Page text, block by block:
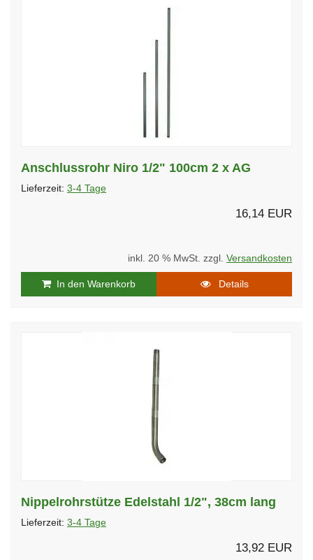
Anschlussrohr Niro 1/2" 100cm 2 x AG
Lieferzeit: 3-4 Tage
16,14 EUR
inkl. 20 % MwSt. zzgl. Versandkosten
In den Warenkorb Details
Nippelrohrstütze Edelstahl 1/2", 38cm lang
Lieferzeit: 3-4 Tage
13,92 EUR